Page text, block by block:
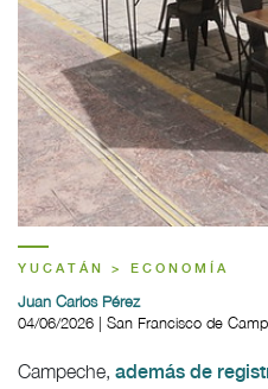
YUCATÁN > ECONOMÍA
Juan Carlos Pérez
04/06/2026 | San Francisco de
Campeche, además de